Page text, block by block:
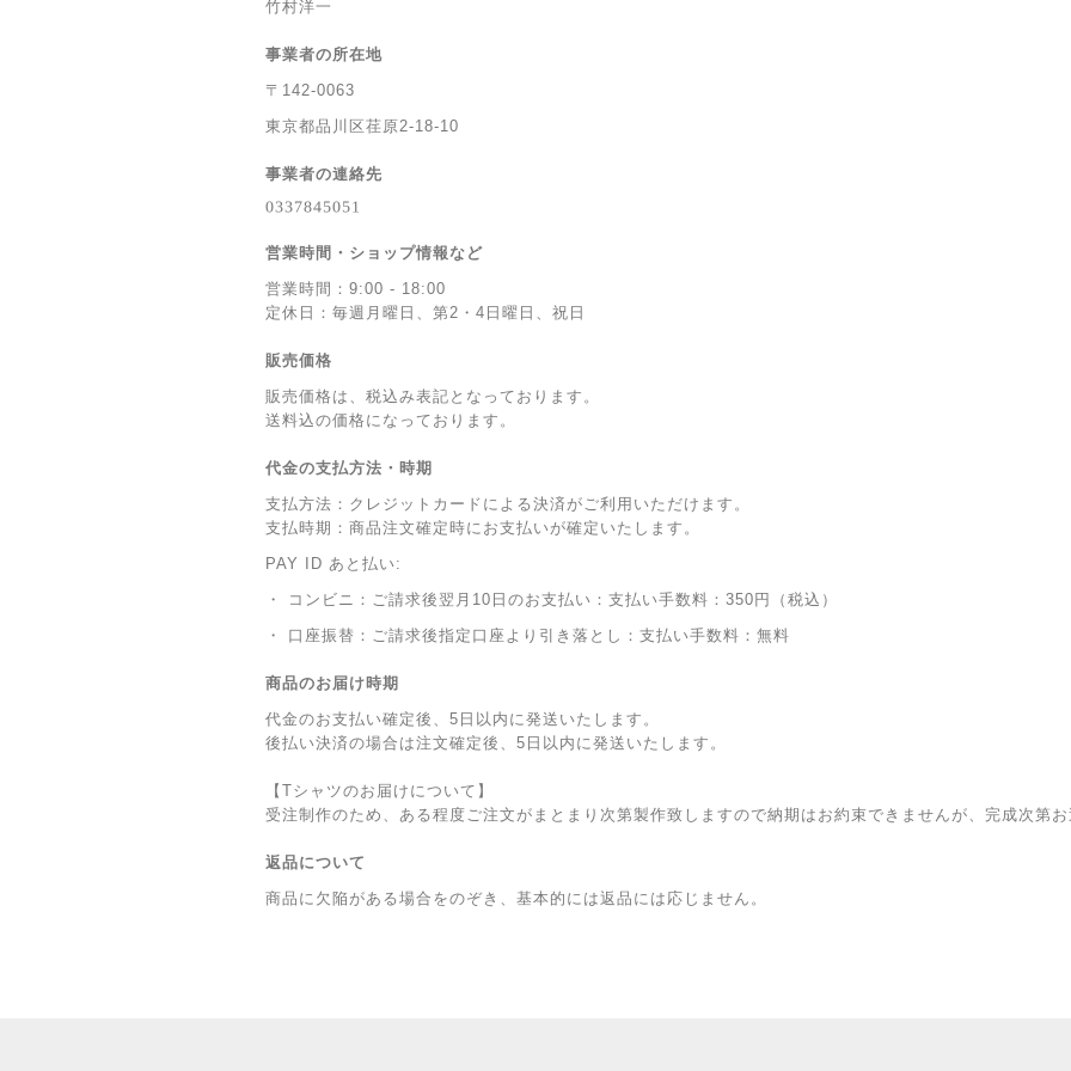
竹村洋一
事業者の所在地
〒142-0063
東京都品川区荏原2-18-10
事業者の連絡先
営業時間・ショップ情報など
営業時間：9:00 - 18:00
定休日：毎週月曜日、第2・4日曜日、祝日
販売価格
販売価格は、税込み表記となっております。
送料込の価格になっております。
代金の支払方法・時期
支払方法：クレジットカードによる決済がご利用いただけます。
支払時期：商品注文確定時にお支払いが確定いたします。
PAY ID あと払い:
・ コンビニ：ご請求後翌月10日のお支払い：支払い手数料：350円（税込）
・ 口座振替：ご請求後指定口座より引き落とし：支払い手数料：無料
商品のお届け時期
代金のお支払い確定後、5日以内に発送いたします。
後払い決済の場合は注文確定後、5日以内に発送いたします。
【Tシャツのお届けについて】
受注制作のため、ある程度ご注文がまとまり次第製作致しますので納期はお約束できませんが、完成次第お
返品について
商品に欠陥がある場合をのぞき、基本的には返品には応じません。